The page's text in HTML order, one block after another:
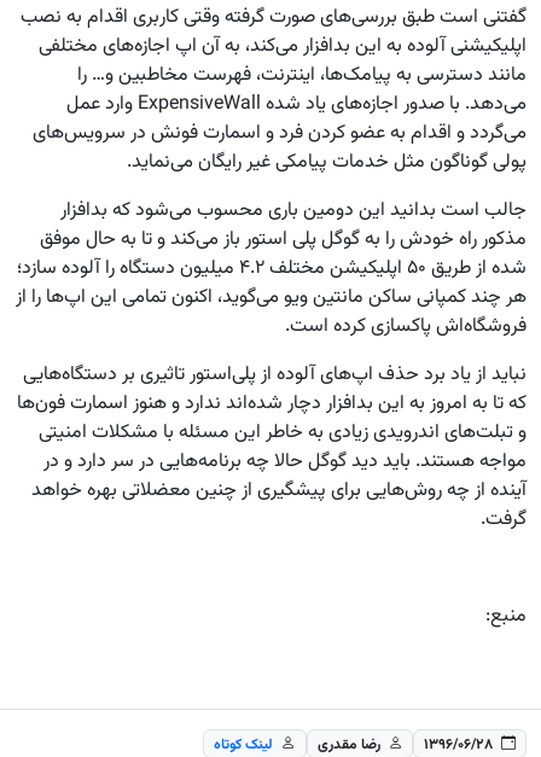
گفتنی است طبق بررسی‌های صورت گرفته وقتی کاربری اقدام به نصب
اپلیکیشنی آلوده به این بدافزار می‌کند، به آن اپ اجازه‌های مختلفی
مانند دسترسی به پیامک‌ها، اینترنت، فهرست مخاطبین و… را
می‌دهد. با صدور اجازه‌های یاد شده ExpensiveWall‌ وارد عمل
می‌گردد و اقدام به عضو کردن فرد و اسمارت فونش در سرویس‌های
پولی گوناگون مثل خدمات پیامکی غیر رایگان می‌نماید.
جالب است بدانید این دومین باری محسوب می‌شود که بدافزار
مذکور راه خودش را به گوگل پلی استور باز می‌کند و تا به حال موفق
شده از طریق ۵۰ اپلیکیشن مختلف ۴.۲ میلیون دستگاه را آلوده سازد؛
هر چند کمپانی ساکن مانتین ویو می‌گوید، اکنون تمامی این اپ‌ها را از
فروشگاه‌اش پاکسازی کرده است.
نباید از یاد برد حذف اپ‌های آلوده از پلی‌‌استور تاثیری بر دستگاه‌هایی
که تا به امروز به این بد‌افزار دچار شده‌اند ندارد و هنوز اسمارت فون‌ها
و تبلت‌های اندرویدی زیادی به خاطر این مسئله با مشکلات امنیتی
مواجه هستند. باید دید گوگل حالا چه برنامه‌هایی در سر دارد و در
آینده از چه روش‌هایی برای پیشگیری از چنین معضلاتی بهره خواهد
گرفت.
منبع:
۱۳۹۶/۰۶/۲۸ رضا مقدری
لینک کوتاه